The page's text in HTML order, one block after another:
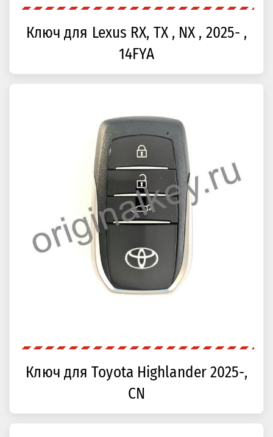
Ключ для Lexus RX, TX , NX , 2025- ,
14FYA
Ключ для Toyota Highlander 2025-,
CN